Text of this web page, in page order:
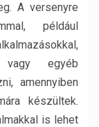
A versenyre
például
vagy egyéb
amennyiben
készültek.
is lehet